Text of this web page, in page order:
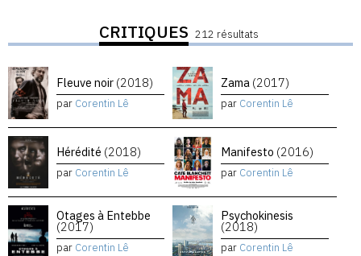
CRITIQUES 212 résultats
Fleuve noir (2018)
par Corentin Lê
Zama (2017)
par Corentin Lê
Hérédité (2018)
par Corentin Lê
Manifesto (2016)
par Corentin Lê
Otages à Entebbe
(2017)
par Corentin Lê
Psychokinesis
(2018)
par Corentin Lê